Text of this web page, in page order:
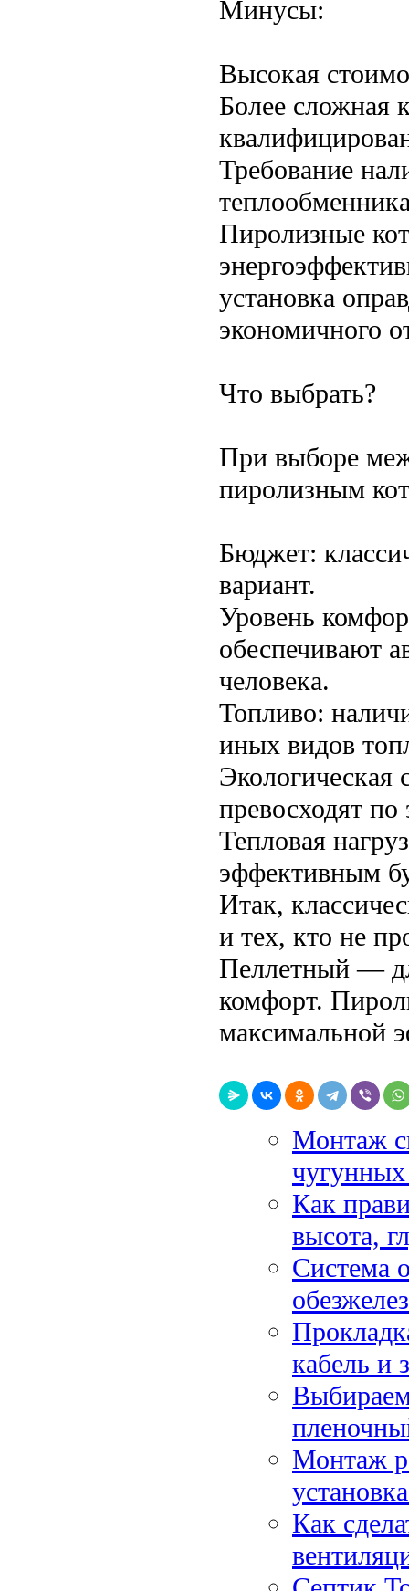
Минусы:
Высокая
Более сложная
Требование
Пиролизные
установка
экономичного
Что выбрать?
При выборе
пиролизным
Бюджет:
вариант.
Уровень
обеспечивают
человека.
Топливо:
иных видов
Экологическая
превосходят по
Тепловая
эффективным
Итак,
и тех, кто не
Пеллетный —
комфорт.
максимальной
Монтаж
Как
высота,
Система
кабель и
Монтаж
Как